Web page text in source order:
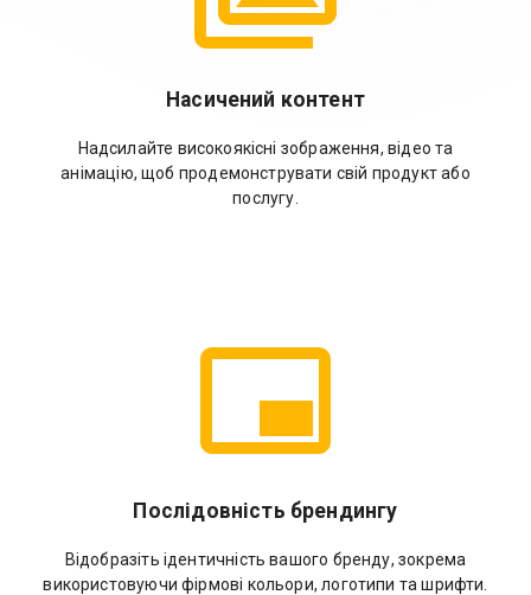
Насичений контент
Надсилайте високоякісні зображення, відео та
анімацію, щоб продемонструвати свій продукт або
послугу.
Послідовність брендингу
Відобразіть ідентичність вашого бренду, зокрема
використовуючи фірмові кольори, логотипи та шрифти.